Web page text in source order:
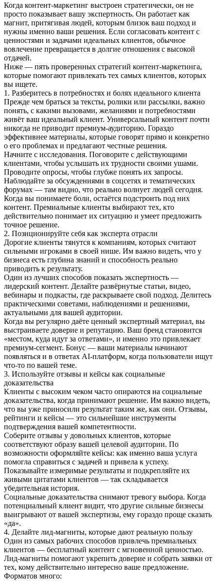
Когда контент-маркетинг выстроен стратегически, он не
просто показывает вашу экспертность. Он работает как
магнит, притягивая людей, которым близок ваш подход и
нужны именно ваши решения. Если согласовать контент с
ценностями и задачами идеальных клиентов, обычное
вовлечение превращается в долгие отношения с высокой
отдачей.
Ниже — пять проверенных стратегий контент-маркетинга,
которые помогают привлекать тех самых клиентов, которых
вы ищете.
1. Разберитесь в потребностях и болях идеального клиента
Прежде чем браться за тексты, ролики или рассылки, важно
понять, с какими вызовами, желаниями и потребностями
живёт ваш идеальный клиент. Универсальный контент почти
никогда не приводит премиум-аудиторию. Гораздо
эффективнее материалы, которые говорят прямо и конкретно
о его проблемах и предлагают честные решения.
Начните с исследования. Поговорите с действующими
клиентами, чтобы услышать их трудности своими ушами.
Проводите опросы, чтобы глубже понять их запросы.
Наблюдайте за обсуждениями в соцсетях и тематических
форумах — там видно, что реально волнует людей сегодня.
Когда вы понимаете боли, остаётся подстроить под них
контент. Премиальные клиенты выбирают тех, кто
действительно понимает их ситуацию и умеет предложить
точное решение.
2. Позиционируйте себя как эксперта отрасли
Дорогие клиенты тянутся к компаниям, которых считают
сильными игроками в своей нише. Им важно видеть, что у
бизнеса есть глубина знаний и способность реально
приводить к результату.
Один из лучших способов показать экспертность —
лидерский контент. Делайте развёрнутые статьи, видео,
вебинары и подкасты, где раскрываете свой подход. Делитесь
практическими советами, наблюдениями и решениями,
актуальными для вашей аудитории.
Когда вы регулярно даёте ценный экспертный материал, вы
выстраиваете доверие и репутацию. Ваш бренд становится
«местом, куда идут за ответами», и именно это привлекает
премиум-сегмент. Бонус — ваши материалы начинают
появляться и в ответах AI-платформ, когда пользователи ищут
что-то по вашей теме.
3. Используйте отзывы и кейсы как социальные
доказательства
Клиенты с высоким чеком часто опираются на социальные
доказательства, когда принимают решение. Им важно видеть,
что вы уже приносили результат таким же, как они. Отзывы,
рейтинги и кейсы — это сильнейшие инструменты
подтверждения вашей компетентности.
Соберите отзывы у довольных клиентов, которые
соответствуют образу вашей целевой аудитории. По
возможности оформляйте кейсы: как именно ваша услуга
помогла справиться с задачей и привела к успеху.
Показывайте измеримые результаты и подкрепляйте их
живыми цитатами клиентов — так складывается
убедительная история.
Социальные доказательства снимают тревогу выбора. Когда
потенциальный клиент видит, что другие сильные бизнесы
выигрывают от вашей экспертизы, ему гораздо проще сказать
«да».
4. Делайте лид-магниты, которые дают реальную пользу
Один из самых рабочих способов привлечь премиальных
клиентов — бесплатный контент с мгновенной ценностью.
Лид-магниты помогают укрепить доверие и собрать заявки от
тех, кому действительно интересно ваше предложение.
Форматов много: